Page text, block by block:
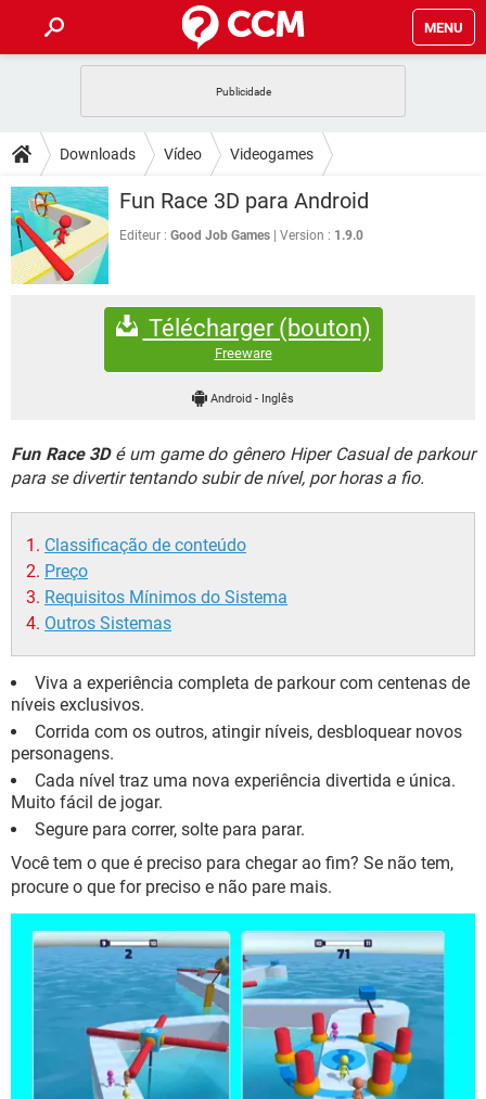
MENU
CELULAR FACEBOOK
OUTLOOK EXCEL
INSTAGRAM GMAIL
GUIA DE COMPRAS
DICAS
JOGOS WHATSAPP
CELULAR
OUTLOOK
GUIA DE COMPRAS
DOWNLOADS
JOGOS WHATSAPP
CELULAR
EXCEL
GMAIL
FÓRUM
FACEBOOK
EXCEL
GMAIL
WHATSAPP
INSTAGRAM GMAIL
Downloads Vídeo Videogames
Fun Race 3D para Android
Editeur : Good Job Games Version : 1.9.0
Télécharger (bouton)
Freeware
Android- Inglês
Fun Race 3Dé um game do gênero Hiper Casual de parkour
para se divertir tentando subir de nível, por horas a fio.
Classificação de conteúdo
Preço
Requisitos Mínimos do Sistema
Outros Sistemas
Viva a experiência completa de parkour com centenas de
níveis exclusivos.
Corrida com os outros, atingir níveis, desbloquear novos
personagens.
Cada nível traz uma nova experiência divertida e única.
Muito fácil de jogar.
Segure para correr, solte para parar.
Você tem o que é preciso para chegar ao fim? Se não tem,
procure o que for preciso e não pare mais.